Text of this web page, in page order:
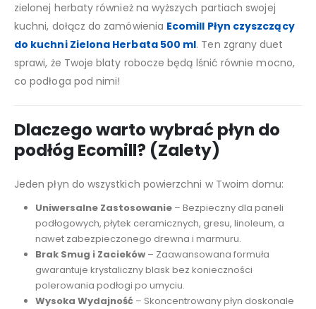
zielonej herbaty również na wyższych partiach swojej
kuchni, dołącz do zamówienia Ecomill Płyn czyszczący
do kuchni Zielona Herbata 500 ml. Ten zgrany duet
sprawi, że Twoje blaty robocze będą lśnić równie mocno,
co podłoga pod nimi!
Dlaczego warto wybrać płyn do
podłóg Ecomill? (Zalety)
Jeden płyn do wszystkich powierzchni w Twoim domu:
Uniwersalne Zastosowanie– Bezpieczny dla paneli
podłogowych, płytek ceramicznych, gresu, linoleum, a
nawet zabezpieczonego drewna i marmuru.
Brak Smug i Zacieków– Zaawansowana formuła
gwarantuje krystaliczny blask bez konieczności
polerowania podłogi po umyciu.
Wysoka Wydajność– Skoncentrowany płyn doskonale